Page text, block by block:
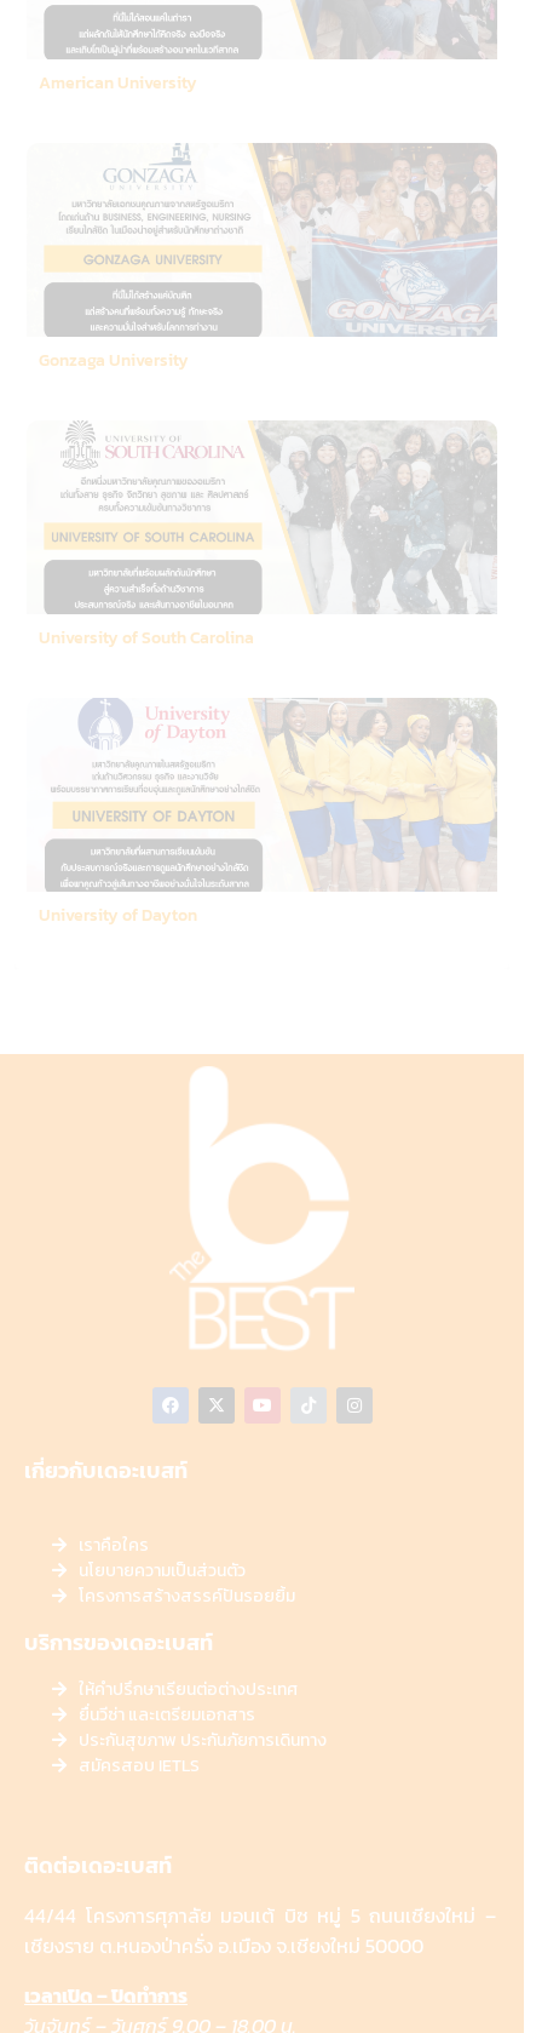
American University
Gonzaga University
University of South Carolina
University of Dayton
เกี่ยวกับเดอะเบสท์
เราคือใคร
นโยบายความเป็นส่วนตัว
โครงการสร้างสรรค์ปันรอยยิ้ม
บริการของเดอะเบสท์
ให้คำปรึกษาเรียนต่อต่างประเทศ
ยื่นวีซ่า และเตรียมเอกสาร
ประกันสุขภาพ ประกันภัยการเดินทาง
สมัครสอบ IETLS
ติดต่อเดอะเบสท์
44/44 โครงการศุภาลัย มอนเต้ บิซ หมู่ 5 ถนนเชียงใหม่ –
เชียงราย ต.หนองป่าครั่ง อ.เมือง จ.เชียงใหม่ 50000
เวลาเปิด – ปิดทำการ
วันจันทร์ – วันศุกร์ 9.00 – 18.00 น.